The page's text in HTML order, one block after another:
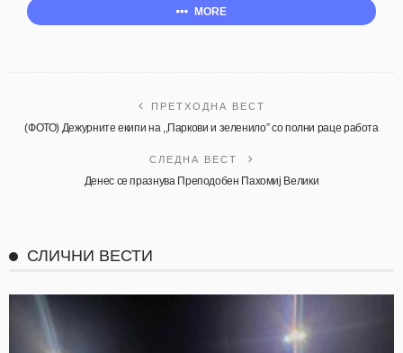
MORE
ПРЕТХОДНА ВЕСТ
(ФОТО) Дежурните екипи на ,,Паркови и зеленило” со полни раце работа
СЛЕДНА ВЕСТ
Денес се празнува Преподобен Пахомиј Велики
СЛИЧНИ ВЕСТИ